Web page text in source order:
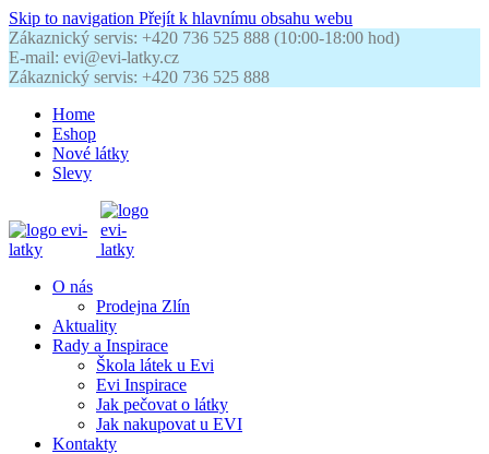
Skip to navigation Přejít k hlavnímu obsahu webu
Zákaznický servis: +420 736 525 888 (10:00-18:00 hod)
E-mail: evi@evi-latky.cz
Zákaznický servis: +420 736 525 888
Home
Eshop
Nové látky
Slevy
O nás
Prodejna Zlín
Aktuality
Rady a Inspirace
Škola látek u Evi
Evi Inspirace
Jak pečovat o látky
Jak nakupovat u EVI
Kontakty